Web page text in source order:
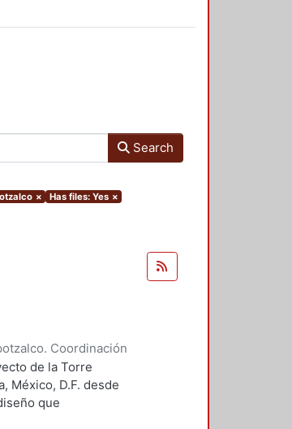
Search
× Has files: Yes ×
Coordinación
de la Torre
México, D.F. desde
que